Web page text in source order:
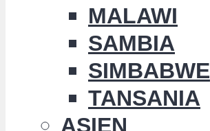
MALAWI
SAMBIA
SIMBABWE
TANSANIA
ASIEN